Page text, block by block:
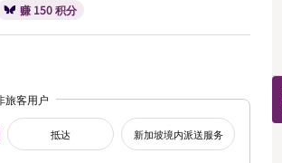
赚 150 积分
旅客用户
抵达 新加坡境内派送服务